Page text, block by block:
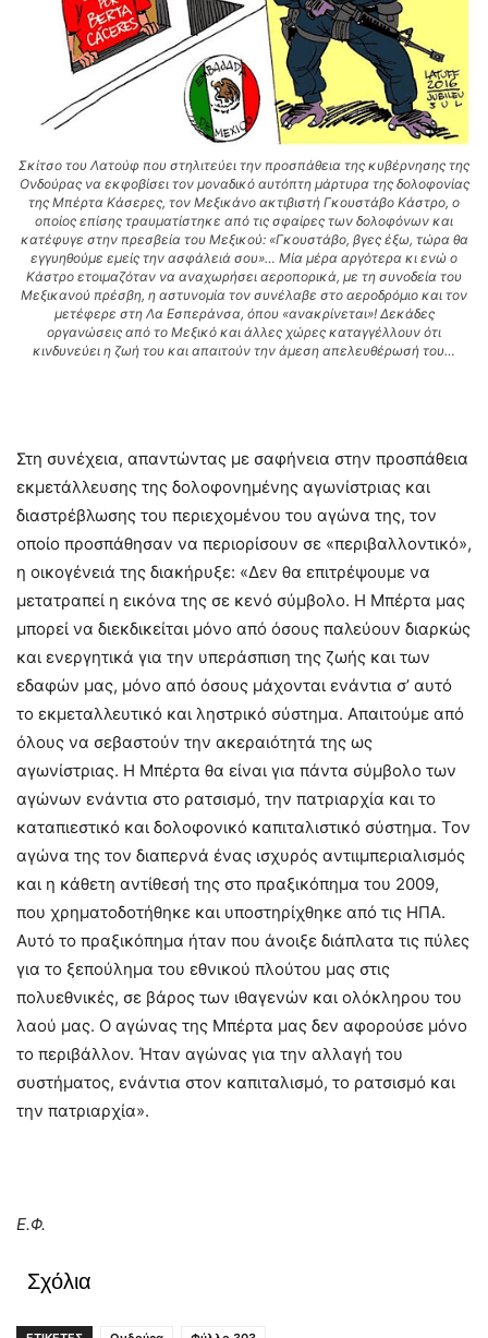
Σκίτσο του Λατούφ που στηλιτεύει την προσπάθεια της κυβέρνησης της
Ονδούρας να εκφοβίσει τον μοναδικό αυτόπτη μάρτυρα της δολοφονίας
της Μπέρτα Κάσερες, τον Μεξικάνο ακτιβιστή Γκουστάβο Κάστρο, ο
οποίος επίσης τραυματίστηκε από τις σφαίρες των δολοφόνων και
κατέφυγε στην πρεσβεία του Μεξικού: «Γκουστάβο, βγες έξω, τώρα θα
εγγυηθούμε εμείς την ασφάλειά σου»… Μία μέρα αργότερα κι ενώ ο
Κάστρο ετοιμαζόταν να αναχωρήσει αεροπορικά, με τη συνοδεία του
Μεξικανού πρέσβη, η αστυνομία τον συνέλαβε στο αεροδρόμιο και τον
μετέφερε στη Λα Εσπεράνσα, όπου «ανακρίνεται»! Δεκάδες
οργανώσεις από το Μεξικό και άλλες χώρες καταγγέλλουν ότι
κινδυνεύει η ζωή του και απαιτούν την άμεση απελευθέρωσή του…
Στη συνέχεια, απαντώντας με σαφήνεια στην προσπάθεια
εκμετάλλευσης της δολοφονημένης αγωνίστριας και
διαστρέβλωσης του περιεχομένου του αγώνα της, τον
οποίο προσπάθησαν να περιορίσουν σε «περιβαλλοντικό»,
η οικογένειά της διακήρυξε: «Δεν θα επιτρέψουμε να
μετατραπεί η εικόνα της σε κενό σύμβολο. Η Μπέρτα μας
μπορεί να διεκδικείται μόνο από όσους παλεύουν διαρκώς
και ενεργητικά για την υπεράσπιση της ζωής και των
εδαφών μας, μόνο από όσους μάχονται ενάντια σ’ αυτό
το εκμεταλλευτικό και ληστρικό σύστημα. Απαιτούμε από
όλους να σεβαστούν την ακεραιότητά της ως
αγωνίστριας. Η Μπέρτα θα είναι για πάντα σύμβολο των
αγώνων ενάντια στο ρατσισμό, την πατριαρχία και το
καταπιεστικό και δολοφονικό καπιταλιστικό σύστημα. Τον
αγώνα της τον διαπερνά ένας ισχυρός αντιιμπεριαλισμός
και η κάθετη αντίθεσή της στο πραξικόπημα του 2009,
που χρηματοδοτήθηκε και υποστηρίχθηκε από τις ΗΠΑ.
Αυτό το πραξικόπημα ήταν που άνοιξε διάπλατα τις πύλες
για το ξεπούλημα του εθνικού πλούτου μας στις
πολυεθνικές, σε βάρος των ιθαγενών και ολόκληρου του
λαού μας. Ο αγώνας της Μπέρτα μας δεν αφορούσε μόνο
το περιβάλλον. Ήταν αγώνας για την αλλαγή του
συστήματος, ενάντια στον καπιταλισμό, το ρατσισμό και
την πατριαρχία».
Ε.Φ.
Σχόλια